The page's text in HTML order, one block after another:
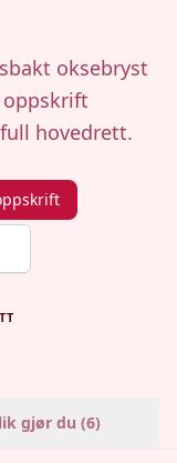
oksebryst
oppskrift
hovedrett.
gjør du (6)